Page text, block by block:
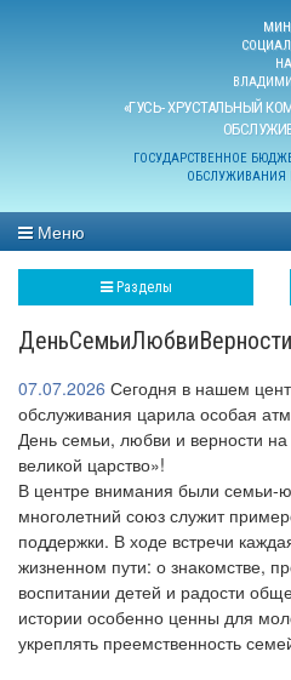
«ГУСЬ- ХРУСТАЛЬНЫЙ
ГОСУДАРСТВЕННОЕ
ОБСЛУЖИВАНИЯ
Меню
Разделы
ДеньСемьиЛюбвиВерности
07.07.2026 Сегодня в нашем
обслуживания царила особая
День семьи, любви и верности
великой царство»!
В центре внимания были
многолетний союз служит
поддержки. В ходе встречи
жизненном пути: о знакомстве,
воспитании детей и радости
истории особенно ценны для
укреплять преемственность